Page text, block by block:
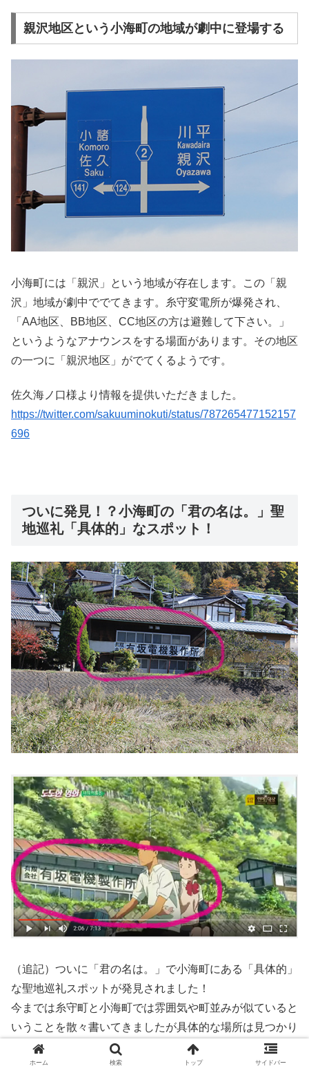
親沢地区という小海町の地域が劇中に登場する
小海町には「親沢」という地域が存在します。この「親
沢」地域が劇中ででてきます。糸守変電所が爆発され、
「AA地区、BB地区、CC地区の方は避難して下さい。」
というようなアナウンスをする場面があります。その地区
の一つに「親沢地区」がでてくるようです。
佐久海ノ口様より情報を提供いただきました。
https://twitter.com/sakuuminokuti/status/787265477152157
696
ついに発見！？小海町の「君の名は。」聖
地巡礼「具体的」なスポット！
（追記）ついに「君の名は。」で小海町にある「具体的」
な聖地巡礼スポットが発見されました！
今までは糸守町と小海町では雰囲気や町並みが似ていると
いうことを散々書いてきましたが具体的な場所は見つかり
ませんでした。
しかし今回具体的な場所がついに発見されました。まだ私
ホーム 検索 トップ サイドバー